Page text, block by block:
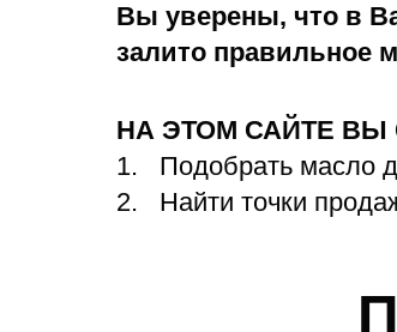
Вы уверены, что в
залито правильное
НА ЭТОМ САЙТЕ
Подобрать масло
Найти точки